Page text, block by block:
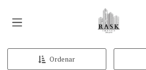
Página
Ordenar